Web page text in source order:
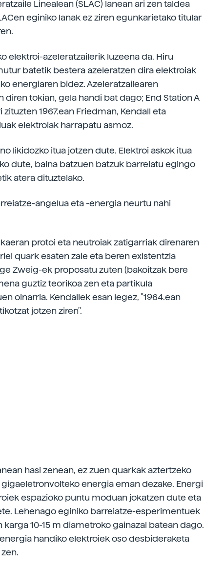
Linealean (SLAC) lanean ari zen taldea
eginiko lanak ez ziren egunkarietako titular
elektroi-azeleratzailerik luzeena da. Hiru
batetik bestera azeleratzen dira elektroiak
energiaren bidez. Azeleratzailearen
tokian, gela handi bat dago; End Station A
1967.ean Friedman, Kendall eta
elektroiak harrapatu asmoz.
likidozko itua jotzen dute. Elektroi askok itua
dute, baina batzuen batzuk barreiatu egingo
atera dituztelako.
angelua eta -energia neurtu nahi
protoi eta neutroiak zatigarriak direnaren
quark esaten zaie eta beren existentzia
Zweig-ek proposatu zuten (bakoitzak bere
guztiz teorikoa zen eta partikula
oinarria. Kendallek esan legez, "1964.ean
jotzen ziren".
hasi zenean, ez zuen quarkak aztertzeko
energia eman dezake. Energi
espazioko puntu moduan jokatzen dute eta
Lehenago eginiko barreiatze-esperimentuek
10-15 m diametroko gainazal batean dago.
handiko elektroiek oso desbideraketa